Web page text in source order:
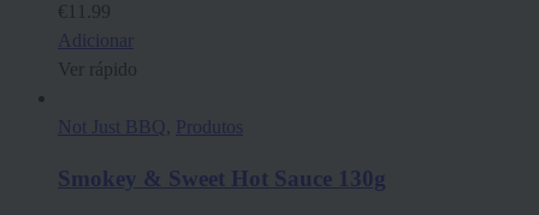
€ 11.99
Adicionar
Ver rápido
Not Just BBQ Produtos
Smokey & Sweet Hot Sauce 130g